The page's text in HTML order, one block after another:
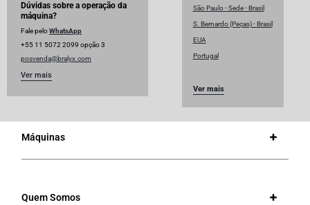
Dúvidas sobre a operação da
máquina?
Fale peloWhatsApp
+55 11 5072 2099 opção 3
posvenda@bralyx.com
Ver mais
São Paulo - Sede - Brasil
S. Bernardo (Peças) - Brasil
EUA
Portugal
Ver mais
Máquinas
Quem Somos